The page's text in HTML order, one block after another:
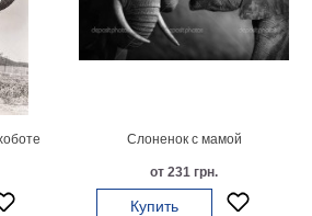
Слоненок с мамой
от 231 грн.
Купить